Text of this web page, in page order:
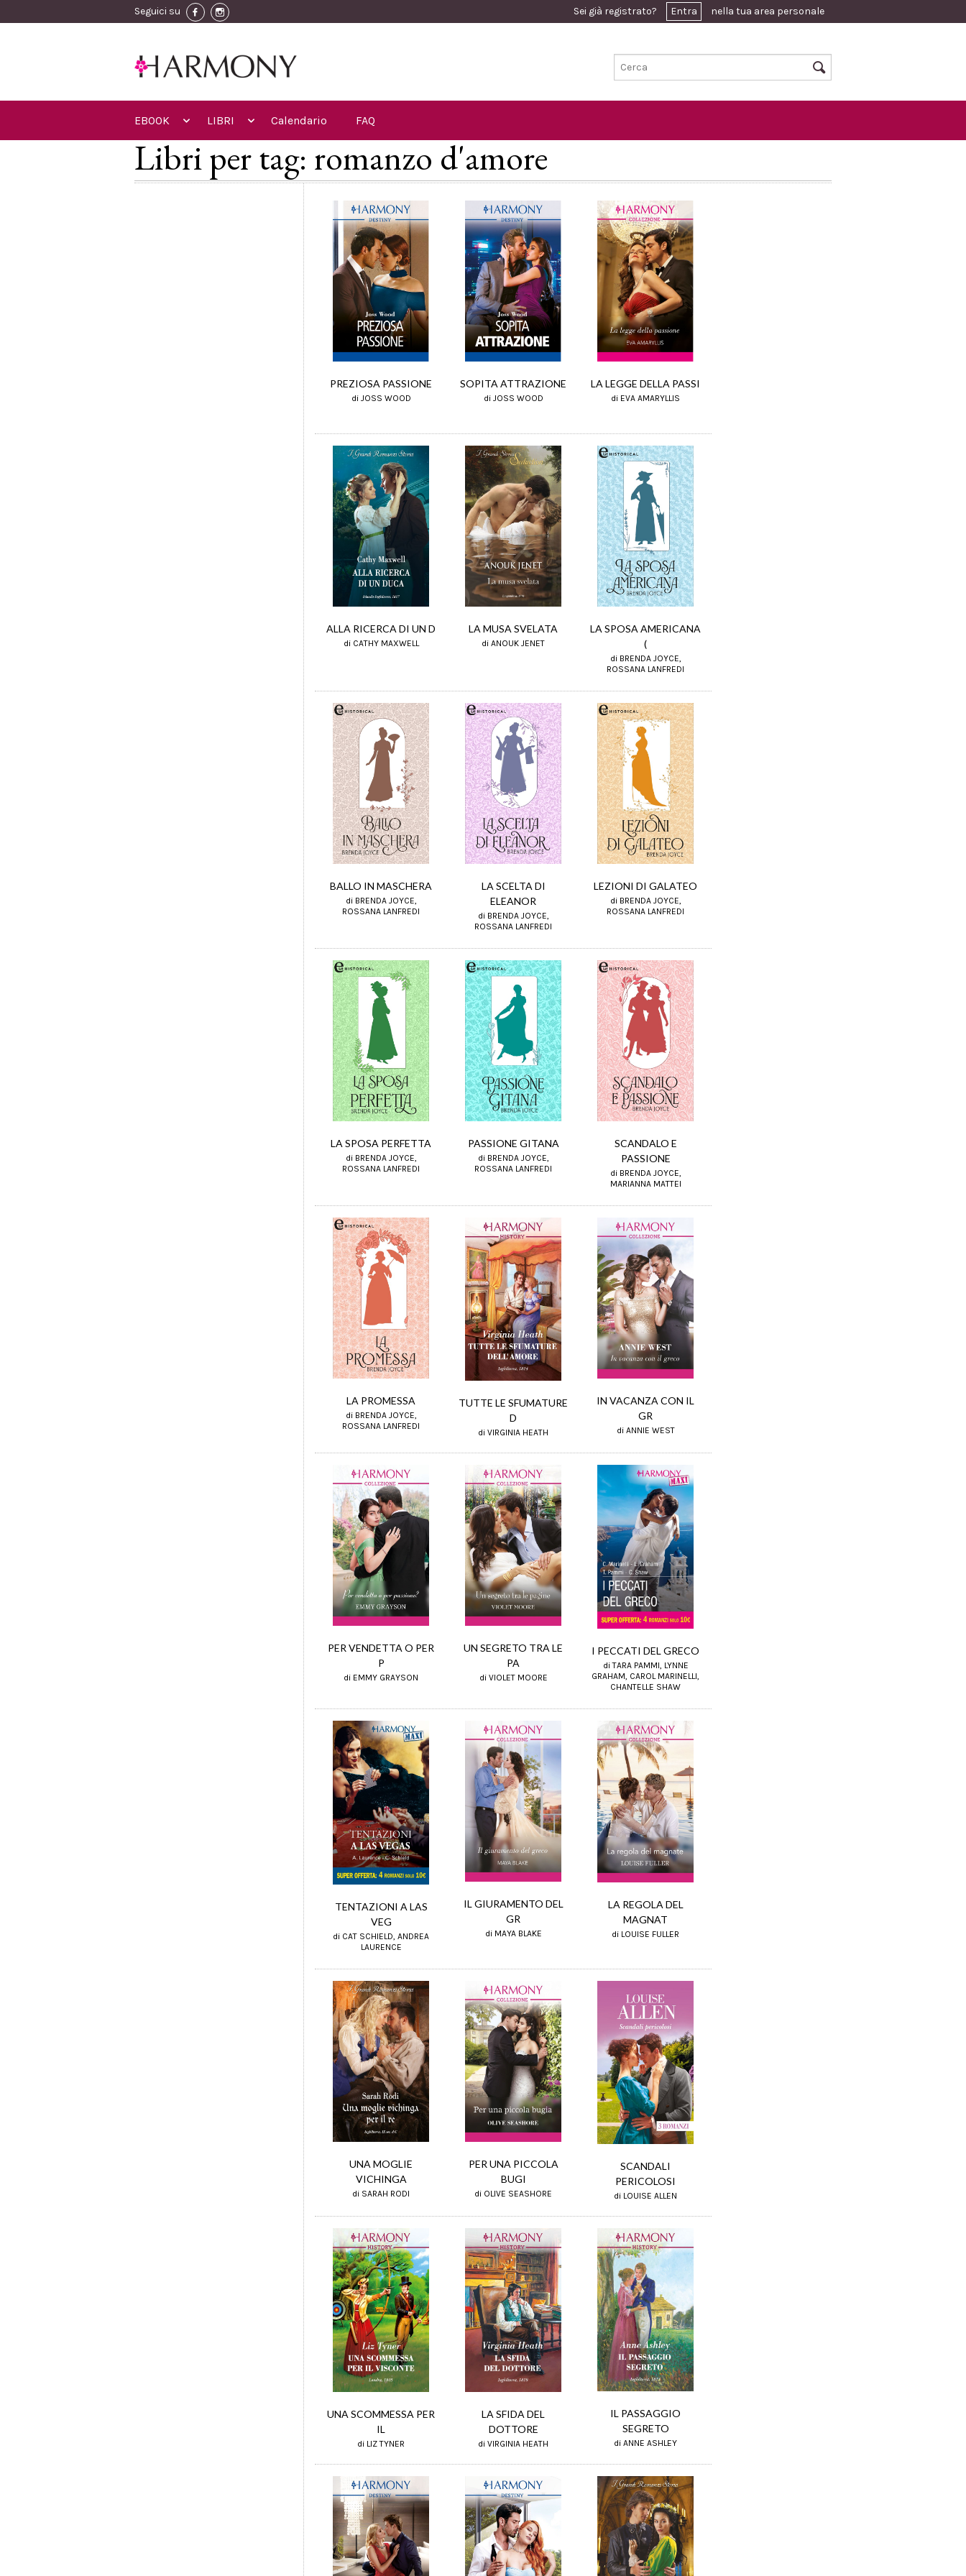
Seguici su Sei già registrato? Entra nella tua area personale
EBOOK LIBRI Calendario FAQ
Libri per tag: romanzo d'amore
PREZIOSA PASSIONE
di JOSS WOOD
SOPITA ATTRAZIONE
di JOSS WOOD
LA LEGGE DELLA PASSI
di EVA AMARYLLIS
ALLA RICERCA DI UN D
di CATHY MAXWELL
LA MUSA SVELATA
di ANOUK JENET
LA SPOSA AMERICANA
(
di BRENDA JOYCE,
ROSSANA LANFREDI
BALLO IN MASCHERA
di BRENDA JOYCE,
ROSSANA LANFREDI
LA SCELTA DI
ELEANOR
di BRENDA JOYCE,
ROSSANA LANFREDI
LEZIONI DI GALATEO
di BRENDA JOYCE,
ROSSANA LANFREDI
LA SPOSA PERFETTA
di BRENDA JOYCE,
ROSSANA LANFREDI
PASSIONE GITANA
di BRENDA JOYCE,
ROSSANA LANFREDI
SCANDALO E
PASSIONE
di BRENDA JOYCE,
MARIANNA MATTEI
LA PROMESSA
di BRENDA JOYCE,
ROSSANA LANFREDI
TUTTE LE SFUMATURE
D
di VIRGINIA HEATH
IN VACANZA CON IL
GR
di ANNIE WEST
PER VENDETTA O PER
P
di EMMY GRAYSON
UN SEGRETO TRA LE
PA
di VIOLET MOORE
I PECCATI DEL GRECO
di TARA PAMMI, LYNNE
GRAHAM, CAROL MARINELLI,
CHANTELLE SHAW
TENTAZIONI A LAS
VEG
di CAT SCHIELD, ANDREA
LAURENCE
IL GIURAMENTO DEL
GR
di MAYA BLAKE
LA REGOLA DEL
MAGNAT
di LOUISE FULLER
UNA MOGLIE
VICHINGA
di SARAH RODI
PER UNA PICCOLA
BUGI
di OLIVE SEASHORE
SCANDALI
PERICOLOSI
di LOUISE ALLEN
UNA SCOMMESSA PER
IL
di LIZ TYNER
LA SFIDA DEL
DOTTORE
di VIRGINIA HEATH
IL PASSAGGIO
SEGRETO
di ANNE ASHLEY